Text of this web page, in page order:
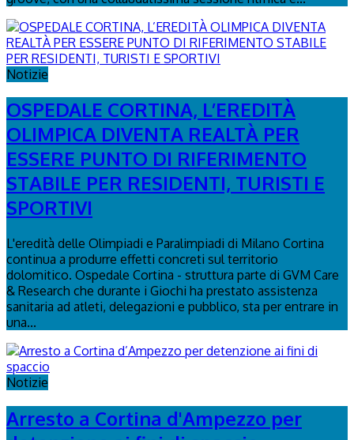
Notizie
OSPEDALE CORTINA, L’EREDITÀ
OLIMPICA DIVENTA REALTÀ PER
ESSERE PUNTO DI RIFERIMENTO
STABILE PER RESIDENTI, TURISTI E
SPORTIVI
L'eredità delle Olimpiadi e Paralimpiadi di Milano Cortina
continua a produrre effetti concreti sul territorio
dolomitico. Ospedale Cortina - struttura parte di GVM Care
& Research che durante i Giochi ha prestato assistenza
sanitaria ad atleti, delegazioni e pubblico, sta per entrare in
una...
Notizie
Arresto a Cortina d'Ampezzo per